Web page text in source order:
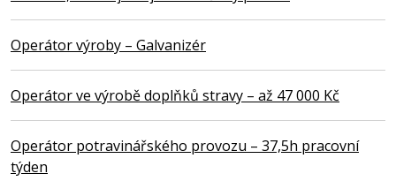
Operátor výroby – Galvanizér
Operátor ve výrobě doplňků stravy – až 47 000 Kč
Operátor potravinářského provozu – 37,5h pracovní
týden